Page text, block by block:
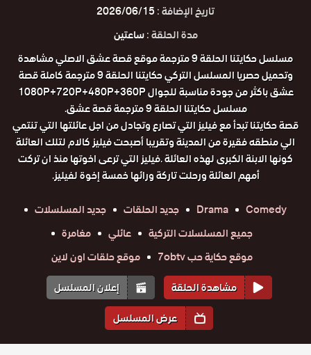
تاريخ الإضافة :2026/06/15
مدة الحلقة :ساعتين
مسلسل حكايتنا الحلقة 9 مترجمة موقع قصة عشق الاصلي مشاهدة
وتحميل حصريا المسلسل التركي حكايتنا الحلقة 9 مترجمة كاملة قصة
عشق باكثر من جودة مناسبة للجوال 1080P+720P+480P+360P
مسلسل حكايتنا الحلقة 9 مترجمة قصة عشق.
قصة حكايتنا تبدأ مع فيليز التي تصارع وتجادل من اجل عائلتها التي تنتمي
الي منطقه فقيرة من المدينة وتقريبا أصبحت فيليز كالام لتلك العائلة
كونها الابنة الكبرى لهذه العائلة .فيليز التي ترعى اخوتها منذ ان تركت
أمهم العائلة ورحلت تاركة ورائها خمسة إخوة لفيليز.
Comedy
Drama جديد الحلقات
جديد المسلسلات
جميع المسلسلات التركية
عائلي
مغامرة
موقع حكاية حب 7obtv
موقع حلقات اون لاين
مشاهدة الحلقة
إعلان المسلسل
عرض المسلسل